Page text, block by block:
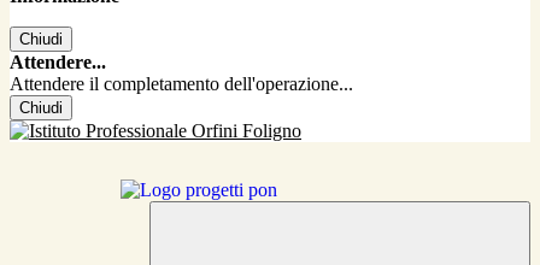
Chiudi
Attendere...
Attendere il completamento dell'operazione...
Chiudi